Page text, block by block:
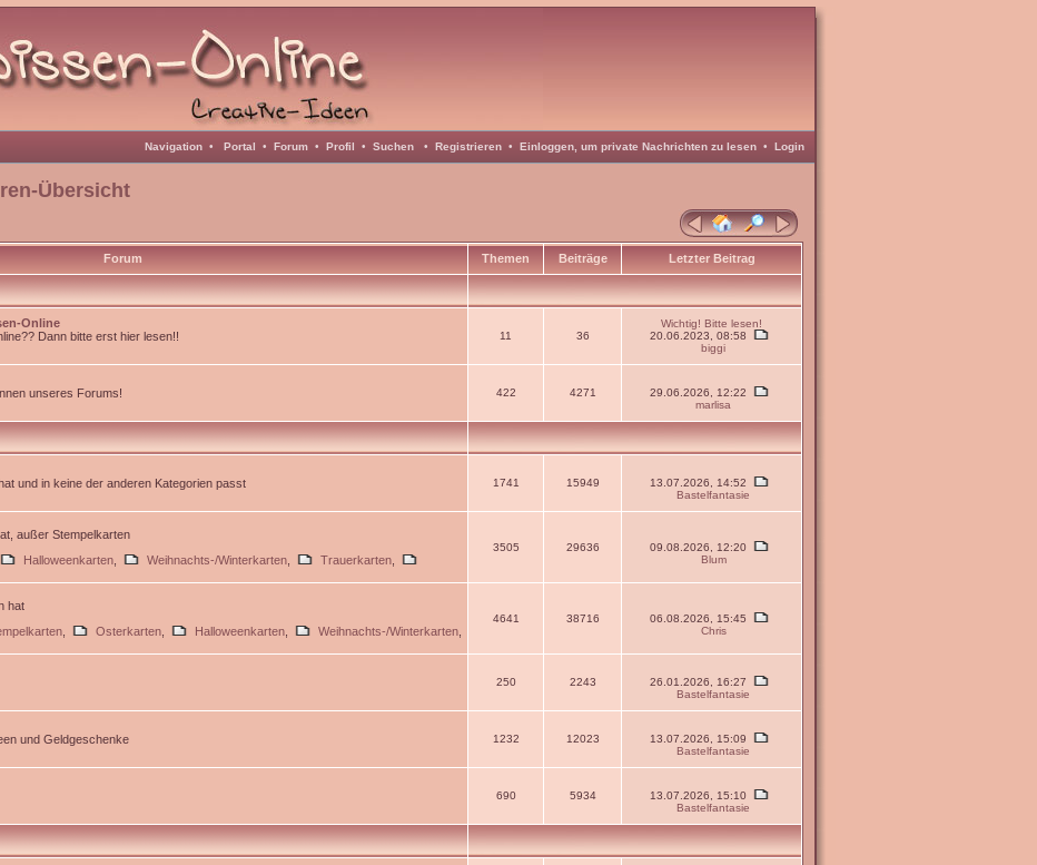
Navigation • Portal • Forum • Profil • Suchen • Registrieren • Einloggen, um private Nachrichten zu lesen • Login
Übersicht
Forum Themen Beiträge Letzter Beitrag
Online
Dann bitte erst hier lesen!!
11 36
Wichtig! Bitte lesen!
20.06.2023, 08:58
biggi
unseres Forums!
422 4271
29.06.2026, 12:22
marlisa
und in keine der anderen Kategorien passt
1741 15949
13.07.2026, 14:52
Bastelfantasie
außer Stempelkarten
Halloweenkarten Weihnachts-/Winterkarten Trauerkarten
3505 29636
09.08.2026, 12:20
Blum
hat
Osterkarten Halloweenkarten Weihnachts-/Winterkarten
4641 38716
06.08.2026, 15:45
Chris
250 2243
26.01.2026, 16:27
Bastelfantasie
und Geldgeschenke
1232 12023
13.07.2026, 15:09
Bastelfantasie
690 5934
13.07.2026, 15:10
Bastelfantasie